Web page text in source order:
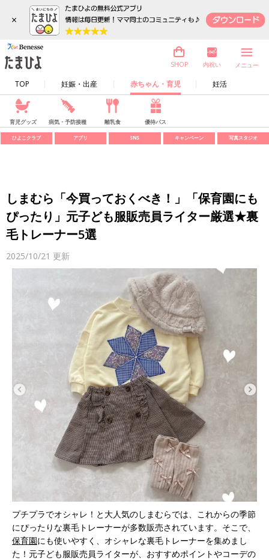
×
TOP 妊娠・出産 赤ちゃん・育児 妊活
SHOP 内祝い メニュー
育児グッズ 病気・予防接種 離乳食 優待パス
ひよこクラブ アプリ SNS キャンペーン 写真スタジオ
しまむら「今買っておくべき！」「保育園にも
ぴったり」元子ども服販売員ライター厳選★裏
毛トレーナー5選
2025/10/21 更新
プチプラでオシャレ！と大人気のしまむらでは、これからの季節
にぴったりな裏毛トレーナーが多数販売されています。そこで、
保育園にも使いやすく、オシャレな裏毛トレーナーを集めまし
た！元子ども服販売員ライターが、おすすめポイントやコーデの